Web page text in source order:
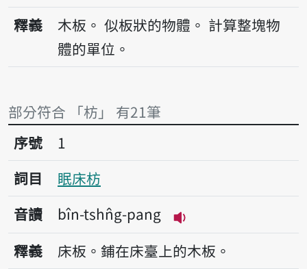
播放音讀pang
釋義 木板。 似板狀的物體。 計算整塊物
體的單位。
部分符合 「枋」 有21筆
序號1眠床枋
序號
1
詞目
眠床枋
音讀
bîn-tshn̂g-pang
播放音讀bîn-tshn̂g-
釋義
床板。鋪在床臺上的木板。